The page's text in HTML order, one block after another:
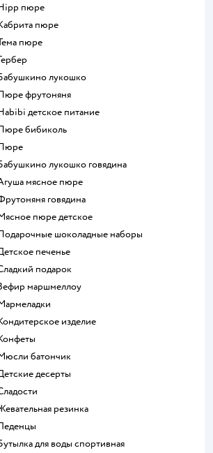
hipp пюре
кабрита пюре
тема пюре
гербер
бабушкино лукошко
пюре фрутоняня
habibi детское питание
пюре бибиколь
пюре
бабушкино лукошко говядина
агуша мясное пюре
фрутоняня говядина
мясное пюре детское
подарочные шоколадные наборы
детское печенье
сладкий подарок
зефир маршмеллоу
мармеладки
кондитерское изделие
конфеты
мюсли батончик
детские десерты
сладости
жевательная резинка
леденцы
Бутылка для воды спортивная